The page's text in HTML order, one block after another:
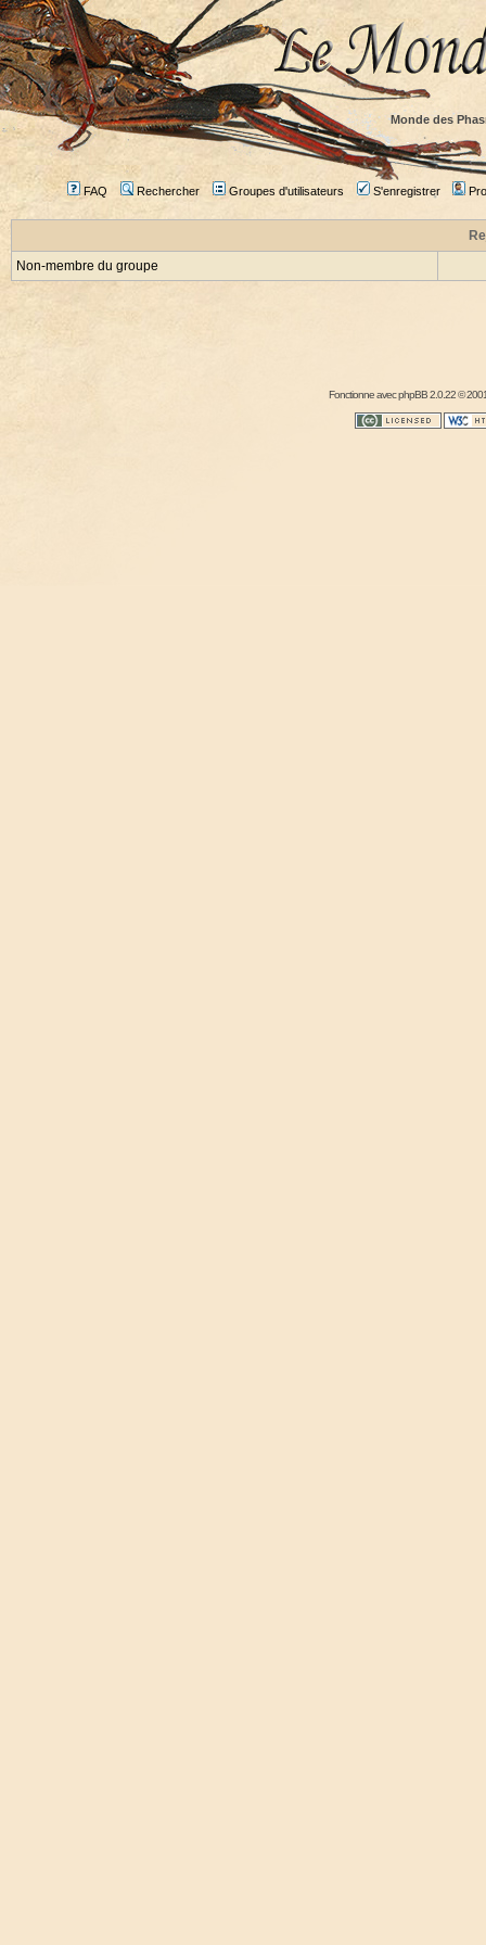
Monde des
FAQ Rechercher Groupes d'utilisateurs S'enregistrer
Non-membre du groupe
Fonctionne avecphpBB2.0.22 ©